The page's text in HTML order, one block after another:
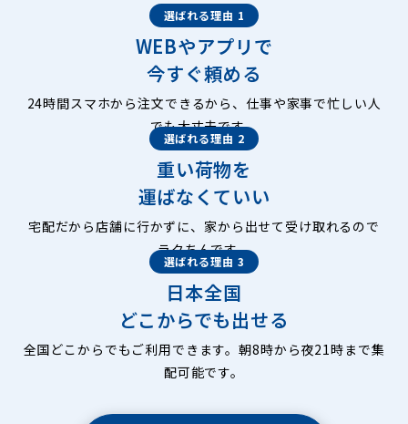
選ばれる理由 1
WEBやアプリで
今すぐ頼める
24時間スマホから注文できるから、仕事や家事で忙しい人
でも大丈夫です。
選ばれる理由 2
重い荷物を
運ばなくていい
宅配だから店舗に行かずに、家から出せて受け取れるので
ラクちんです。
選ばれる理由 3
日本全国
どこからでも出せる
全国どこからでもご利用できます。朝8時から夜21時まで集
配可能です。